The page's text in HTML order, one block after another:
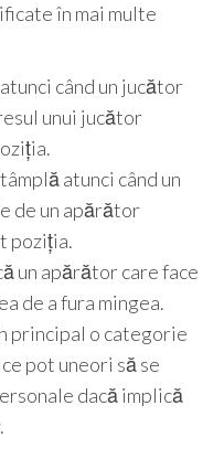
în mai multe
când un jucător
unui jucător
atunci când un
de un apărător
poziția.
un apărător care face
de a fura mingea.
principal o categorie
pot uneori să se
dacă implică